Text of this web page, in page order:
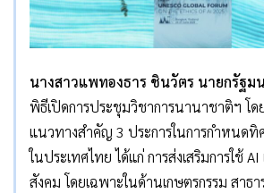
นางสาวแพทองธาร ชินวัตร นายกรัฐม
พิธีเปิดการประชุมวิชาการนานาชาติฯ โด
แนวทางสำคัญ 3 ประการในการกำหนดทิ
ในประเทศไทย ได้แก่ การส่งเสริมการใช้
สังคม โดยเฉพาะในด้านเกษตรกรรม สาธ